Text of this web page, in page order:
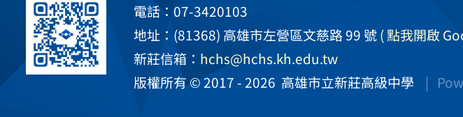
電話：07-3420103
地址：(81368) 高雄市左營區文慈路 99 號( 點我開啟
新莊信箱： hchs@hchs.kh.edu.tw
版權所有 © 2017 - 2026 高雄市立新莊高級中學 |